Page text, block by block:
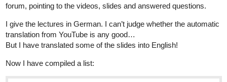
forum, pointing to the videos, slides and answered questions.
I give the lectures in German. I can’t judge whether the automatic
translation from YouTube is any good…
But I have translated some of the slides into English!
Now I have compiled a list: